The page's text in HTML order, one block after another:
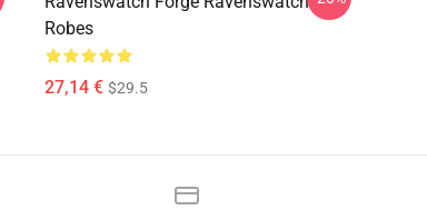
Robes
27,14 € $29.5